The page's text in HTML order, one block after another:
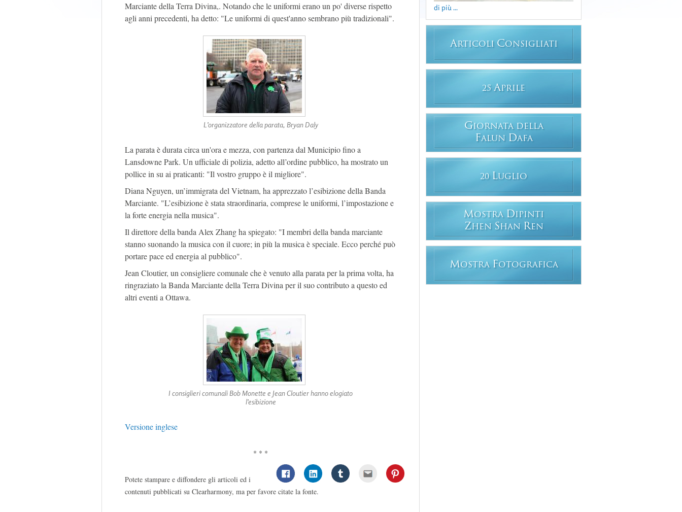
Marciante della Terra Divina,. Notando che le uniformi erano un po' diverse rispetto
agli anni precedenti, ha detto: "Le uniformi di quest'anno sembrano più tradizionali".
L’organizzatore della parata, Bryan Daly
La parata è durata circa un'ora e mezza, con partenza dal Municipio fino a
Lansdowne Park. Un ufficiale di polizia, adetto all’ordine pubblico, ha mostrato un
pollice in su ai praticanti: "Il vostro gruppo è il migliore".
Diana Nguyen, un’immigrata del Vietnam, ha apprezzato l’esibizione della Banda
Marciante. "L’esibizione è stata straordinaria, comprese le uniformi, l’impostazione e
la forte energia nella musica".
Il direttore della banda Alex Zhang ha spiegato: "I membri della banda marciante
stanno suonando la musica con il cuore; in più la musica è speciale. Ecco perché può
portare pace ed energia al pubblico".
Jean Cloutier, un consigliere comunale che è venuto alla parata per la prima volta, ha
ringraziato la Banda Marciante della Terra Divina per il suo contributo a questo ed
altri eventi a Ottawa.
I consiglieri comunali Bob Monette e Jean Cloutier hanno elogiato
l’esibizione
Versione inglese
* * *
Potete stampare e diffondere gli articoli ed i
contenuti pubblicati su Clearharmony, ma per favore citate la fonte.
di più ...
ARTICOLI CONSIGLIATI
25 APRILE
GIORNATA DELLA
FALUN DAFA
20 LUGLIO
MOSTRA DIPINTI
ZHEN SHAN REN
MOSTRA FOTOGRAFICA